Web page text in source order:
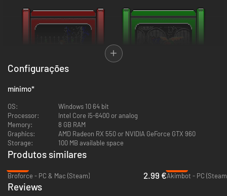
Características Principais
Heróis únicos: Escolha entre seis personagens jogáveis. Alguns
preferem destruir monstros de uma distância segura, enquanto
outros se destacam no combate corpo a corpo. Cada um tem seu
estilo e habilidades próprias.
cheias de espíritos malignos e monstros de outro mundo. Abra
caminho entre hordas de inimigos, suas versões de elite e chefões
desafiadores.
Configurações
mínimo*
OS:
Windows 10 64 bit
Processor:
Intel Core i5-6400 or analog
Memory:
8 GB RAM
Graphics:
AMD Radeon RX 550 or NVIDIA GeForce GTX 960
Storage:
100 MB available space
Produtos similares
Broforce - PC & Mac (Steam)
2.99 €Akimbot - PC
Reviews